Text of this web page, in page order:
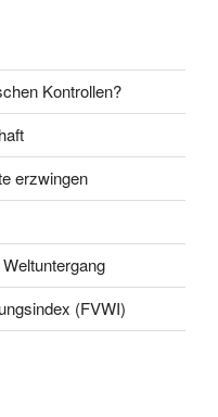
Kontrollen?
erzwingen
(FVWI)